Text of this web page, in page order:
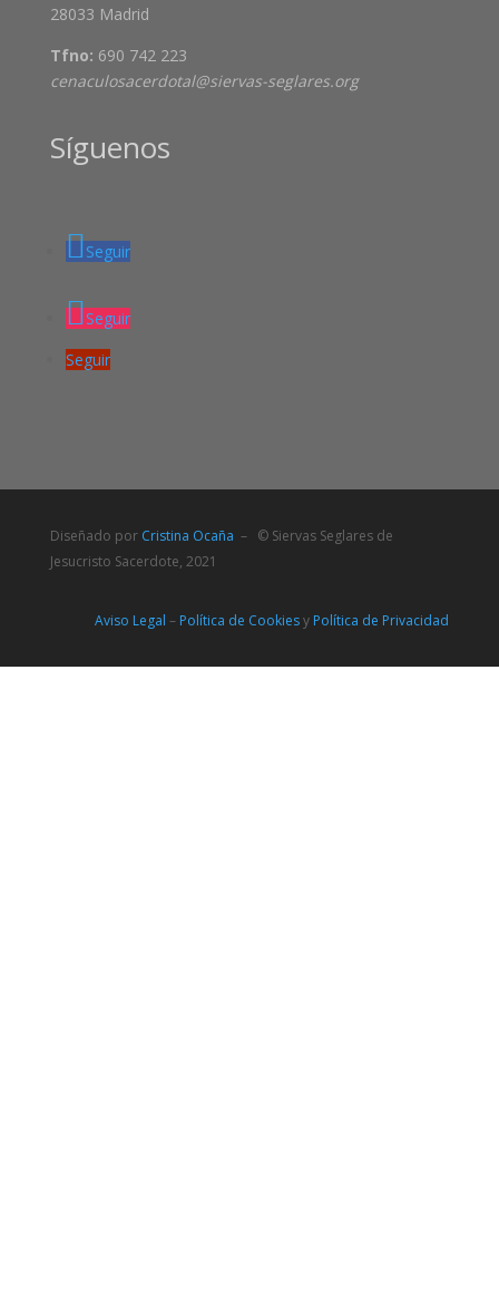
28033 Madrid
Tfno: 690 742 223
cenaculosacerdotal@siervas-seglares.org
Síguenos
Seguir
Seguir
Seguir
Diseñado por Cristina Ocaña – © Siervas Seglares de
Jesucristo Sacerdote, 2021
Aviso Legal – Política de Cookiesy Política de Privacidad